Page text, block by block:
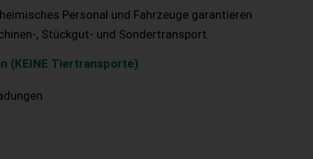
Personal und Fahrzeuge garantieren
, Stückgut- und Sondertransport.
(KEINE Tiertransporte)